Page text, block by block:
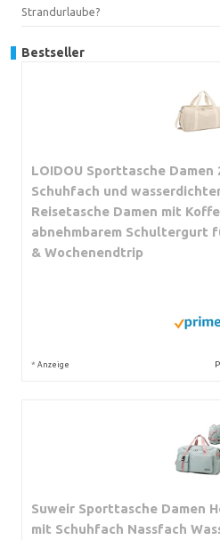
Strandurlaube?
Bestseller
LOIDOU Sporttasche Damen
Schuhfach und
Reisetasche Damen mit
abnehmbarem Schultergurt
& Wochenendtrip
* Anzeige
Suweir Sporttasche Damen
mit Schuhfach Nassfach